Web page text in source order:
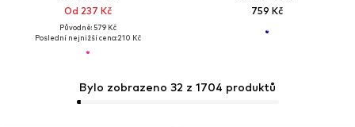
Bylo zobrazeno 32 z 1704 produktů
Od 237 Kč
Původně: 579 Kč
Poslední nejnižší cena:210 Kč
759 Kč